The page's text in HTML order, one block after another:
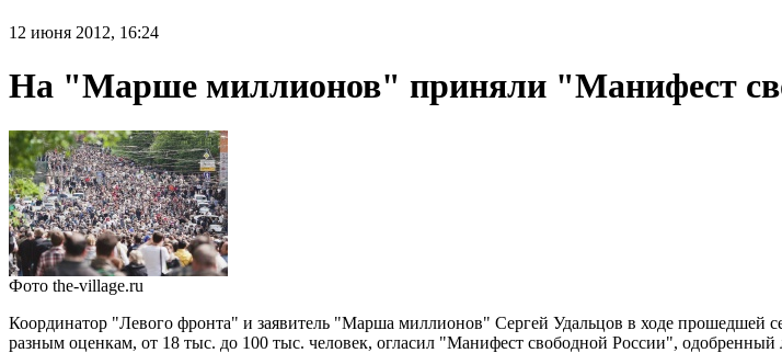
12 июня 2012, 16:24
На "Марше миллионов" приняли "Манифест
Фото the-village.ru
Координатор "Левого фронта" и заявитель "Марша миллионов" Сергей Удальцов в ходе прошедшей
разным оценкам, от 18 тыс. до 100 тыс. человек, огласил "Манифест свободной России",